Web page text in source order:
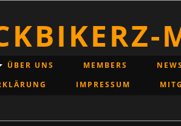
ÜBER UNS MEMBERS
IMPRESSUM